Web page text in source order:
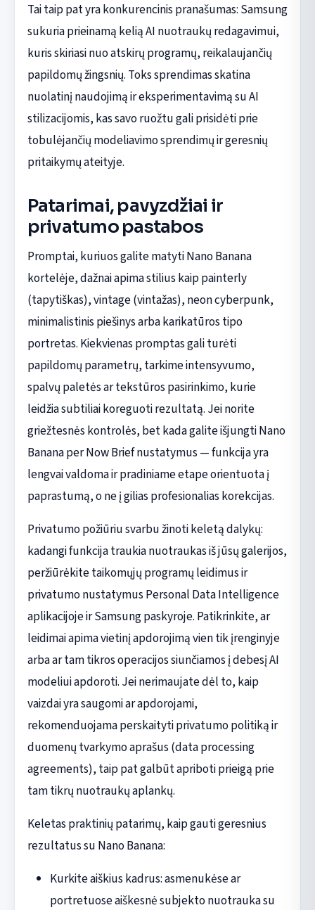
Tai taip pat yra konkurencinis pranašumas: Samsung
sukuria prieinamą kelią AI nuotraukų redagavimui,
kuris skiriasi nuo atskirų programų, reikalaujančių
papildomų žingsnių. Toks sprendimas skatina
nuolatinį naudojimą ir eksperimentavimą su AI
stilizacijomis, kas savo ruožtu gali prisidėti prie
tobulėjančių modeliavimo sprendimų ir geresnių
pritaikymų ateityje.
Patarimai, pavyzdžiai ir
privatumo pastabos
Promptai, kuriuos galite matyti Nano Banana
kortelėje, dažnai apima stilius kaip painterly
(tapytiškas), vintage (vintažas), neon cyberpunk,
minimalistinis piešinys arba karikatūros tipo
portretas. Kiekvienas promptas gali turėti
papildomų parametrų, tarkime intensyvumo,
spalvų paletės ar tekstūros pasirinkimo, kurie
leidžia subtiliai koreguoti rezultatą. Jei norite
griežtesnės kontrolės, bet kada galite išjungti Nano
Banana per Now Brief nustatymus — funkcija yra
lengvai valdoma ir pradiniame etape orientuota į
paprastumą, o ne į gilias profesionalias korekcijas.
Privatumo požiūriu svarbu žinoti keletą dalykų:
kadangi funkcija traukia nuotraukas iš jūsų galerijos,
peržiūrėkite taikomųjų programų leidimus ir
privatumo nustatymus Personal Data Intelligence
aplikacijoje ir Samsung paskyroje. Patikrinkite, ar
leidimai apima vietinį apdorojimą vien tik įrenginyje
arba ar tam tikros operacijos siunčiamos į debesį AI
modeliui apdoroti. Jei nerimaujate dėl to, kaip
vaizdai yra saugomi ar apdorojami,
rekomenduojama perskaityti privatumo politiką ir
duomenų tvarkymo aprašus (data processing
agreements), taip pat galbūt apriboti prieigą prie
tam tikrų nuotraukų aplankų.
Keletas praktinių patarimų, kaip gauti geresnius
rezultatus su Nano Banana:
Kurkite aiškius kadrus: asmenukėse ar
portretuose aiškesnė subjekto nuotrauka su